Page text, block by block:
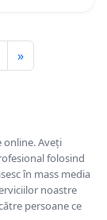
»
online. Aveți
folosind
în mass media
noastre
persoane ce